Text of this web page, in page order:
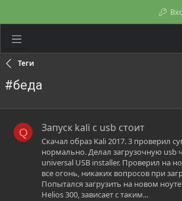
Теги
#беда
Q Запуск kali с usb стоит
Скачал образ Kali 2017. 3 проверил
нормально. Делал загрузочную usb
universal USB installer. Проверил на
все огонь, никаких вопросов при
Попытался загрузить на новом
Helios 300, зависает с таким...